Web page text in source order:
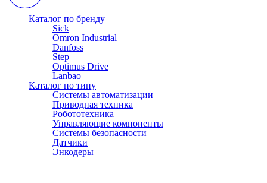
Каталог по бренду
Sick
Omron Industrial
Danfoss
Step
Optimus Drive
Lanbao
Каталог по типу
Системы автоматизации
Приводная техника
Робототехника
Управляющие компоненты
Системы безопасности
Датчики
Энкодеры